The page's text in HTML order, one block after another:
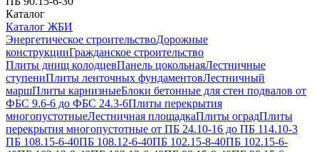
Каталог
Каталог ЖБИ
Энергетическое строительствоДорожные
конструкцииГражданское строительство
Плиты днищ колодцевПанель цокольнаяЛестничные
ступениПлиты ленточных фундаментовЛестничный
маршПлиты карнизныеБлоки бетонные для стен подвалов от
ФБС 9.6-6 до ФБС 24.3-6Плиты перекрытия
многопустотныеЛестничная площадкаПлиты оградПлиты
перекрытия многопустотные от ПБ 24.10-16 до ПБ 114.10-3
ПБ 108.15-6-40ПБ 108.12-6-40ПБ 102.15-8-40ПБ 102.15-6-